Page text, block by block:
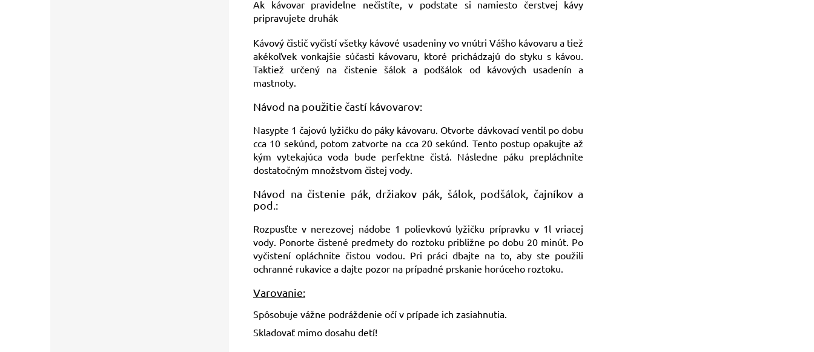
Ak kávovar pravidelne nečistíte, v podstate si namiesto čerstvej kávy
pripravujete druhák
Kávový čistič vyčistí všetky kávové usadeniny vo vnútri Vášho kávovaru a tiež
akékoľvek vonkajšie súčasti kávovaru, ktoré prichádzajú do styku s kávou.
Taktiež určený na čistenie šálok a podšálok od kávových usadenín a
mastnoty.
Návod na použitie častí kávovarov:
Nasypte 1 čajovú lyžičku do páky kávovaru. Otvorte dávkovací ventil po dobu
cca 10 sekúnd, potom zatvorte na cca 20 sekúnd. Tento postup opakujte až
kým vytekajúca voda bude perfektne čistá. Následne páku prepláchnite
dostatočným množstvom čistej vody.
Návod na čistenie pák, držiakov pák, šálok, podšálok, čajníkov a
pod.:
Rozpusťte v nerezovej nádobe 1 polievkovú lyžičku prípravku v 1l vriacej
vody. Ponorte čistené predmety do roztoku približne po dobu 20 minút. Po
vyčistení opláchnite čistou vodou. Pri práci dbajte na to, aby ste použili
ochranné rukavice a dajte pozor na prípadné prskanie horúceho roztoku.
Varovanie:
Spôsobuje vážne podráždenie očí v prípade ich zasiahnutia.
Skladovať mimo dosahu detí!